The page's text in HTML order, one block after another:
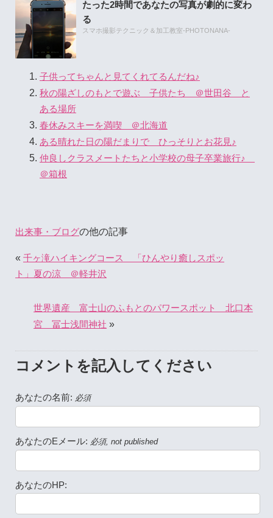
たった2時間であなたの写真が劇的に変わ
る
スマホ撮影テクニック＆加工教室-PHOTONANA-
子供ってちゃんと見てくれてるんだね♪
秋の陽ざしのもとで遊ぶ 子供たち ＠世田谷 と
ある場所
春休みスキーを満喫 ＠北海道
ある晴れた日の陽だまりで ひっそりとお花見♪
仲良しクラスメートたちと小学校の母子卒業旅行♪
＠箱根
出来事・ブログの他の記事
« 千ヶ滝ハイキングコース 「ひんやり癒しスポッ
ト」夏の涼 ＠軽井沢
世界遺産 富士山のふもとのパワースポット 北口本
宮 冨士浅間神社 »
コメントを記入してください
あなたの名前: 必須
あなたのEメール: 必須, not published
あなたのHP: